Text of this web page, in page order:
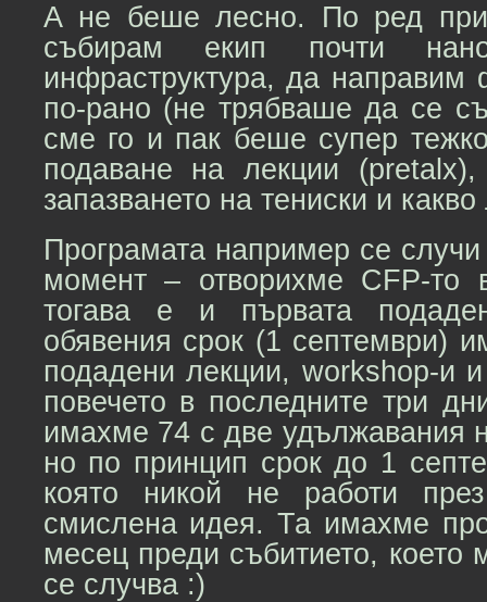
А не беше лесно. По ред
събирам екип почти
инфраструктура, да направим
по-рано (не трябваше да се
сме го и пак беше супер
подаване на лекции
запазването на тениски и
Програмата например се
момент – отворихме CFP-
тогава е и първата
обявения срок (1 септември)
подадени лекции, workshop-и
повечето в последните три
имахме 74 с две удължавания
но по принцип срок до 1
която никой не работи
смислена идея. Та имахме
месец преди събитието,
се случва :)